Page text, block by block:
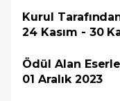
Kurul
24 Kasım - 30
Ödül
01 Aralık 2023